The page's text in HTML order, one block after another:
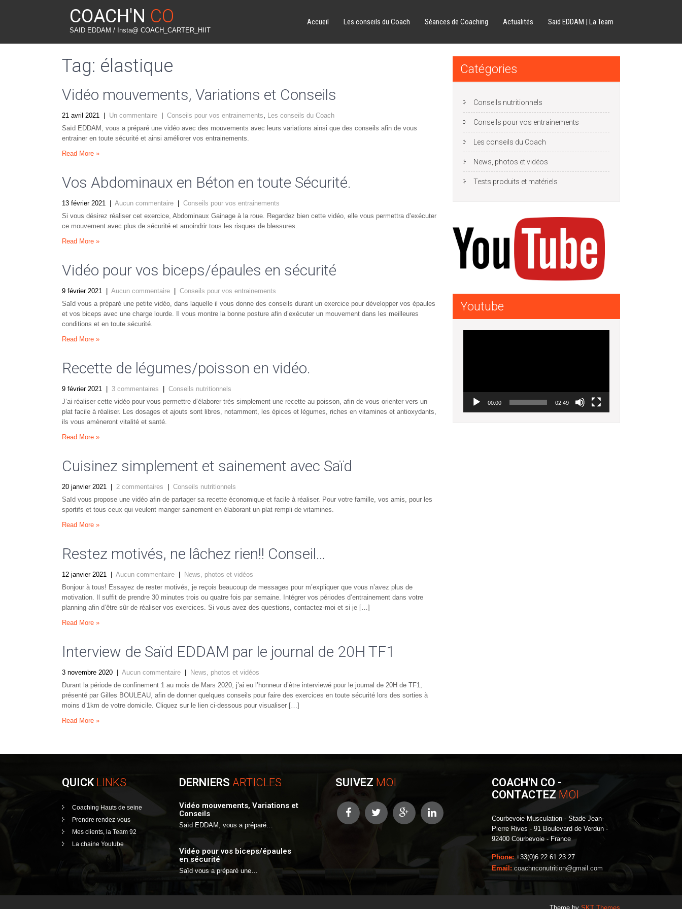
COACH'N CO
SAID EDDAM / Insta@ COACH_CARTER_HIIT
Accueil Les conseils du Coach Séances de Coaching Actualités Said EDDAM | La Team
Tag: élastique
Vidéo mouvements, Variations et Conseils
21 avril 2021 Un commentaire Conseils pour vos entrainements, Les conseils du Coach
Saïd EDDAM, vous a préparé une vidéo avec des mouvements avec leurs variations ainsi que des conseils afin de vous
entrainer en toute sécurité et ainsi améliorer vos entrainements.
Read More »
Vos Abdominaux en Béton en toute Sécurité.
13 février 2021 Aucun commentaire
Conseils pour vos entrainements
Si vous désirez réaliser cet exercice, Abdominaux Gainage à la roue. Regardez bien cette vidéo, elle vous permettra d’exécuter
ce mouvement avec plus de sécurité et amoindrir tous les risques de blessures.
Read More »
Vidéo pour vos biceps/épaules en sécurité
9 février 2021 Aucun commentaire
Conseils pour vos entrainements
Saïd vous a préparé une petite vidéo, dans laquelle il vous donne des conseils durant un exercice pour développer vos épaules
et vos biceps avec une charge lourde. Il vous montre la bonne posture afin d’exécuter un mouvement dans les meilleures
conditions et en toute sécurité.
Read More »
Recette de légumes/poisson en vidéo.
9 février 2021 3 commentaires
Conseils nutritionnels
J’ai réaliser cette vidéo pour vous permettre d’élaborer très simplement une recette au poisson, afin de vous orienter vers un
plat facile à réaliser. Les dosages et ajouts sont libres, notamment, les épices et légumes, riches en vitamines et antioxydants,
ils vous amèneront vitalité et santé.
Read More »
Cuisinez simplement et sainement avec Saïd
20 janvier 2021 2 commentaires
Conseils nutritionnels
Saïd vous propose une vidéo afin de partager sa recette économique et facile à réaliser. Pour votre famille, vos amis, pour les
sportifs et tous ceux qui veulent manger sainement en élaborant un plat rempli de vitamines.
Read More »
Restez motivés, ne lâchez rien!! Conseil…
12 janvier 2021 Aucun commentaire
News, photos et vidéos
Bonjour à tous! Essayez de rester motivés, je reçois beaucoup de messages pour m’expliquer que vous n’avez plus de
motivation. Il suffit de prendre 30 minutes trois ou quatre fois par semaine. Intégrer vos périodes d’entrainement dans votre
planning afin d’être sûr de réaliser vos exercices. Si vous avez des questions, contactez-moi et si je […]
Read More »
Interview de Saïd EDDAM par le journal de 20H TF1
3 novembre 2020 Aucun commentaire
News, photos et vidéos
Durant la période de confinement 1 au mois de Mars 2020, j’ai eu l’honneur d’être interviewé pour le journal de 20H de TF1,
présenté par Gilles BOULEAU, afin de donner quelques conseils pour faire des exercices en toute sécurité lors des sorties à
moins d’1km de votre domicile. Cliquez sur le lien ci-dessous pour visualiser […]
Read More »
Catégories
Conseils nutritionnels
Conseils pour vos entrainements
Les conseils du Coach
News, photos et vidéos
Tests produits et matériels
Youtube
00:00 02:49
QUICK LINKS
Coaching Hauts de seine
Prendre rendez-vous
Mes clients, la Team 92
La chaine Youtube
DERNIERS ARTICLES
Vidéo mouvements, Variations et
Conseils
Saïd EDDAM, vous a préparé…
Vidéo pour vos biceps/épaules
en sécurité
Saïd vous a préparé une…
SUIVEZ MOI
COACH'N CO -
CONTACTEZMOI
Courbevoie Musculation - Stade Jean-
Pierre Rives - 91 Boulevard de Verdun -
92400 Courbevoie - France
Phone:+33(0)6 22 61 23 27
Email: coachnconutrition@gmail.com